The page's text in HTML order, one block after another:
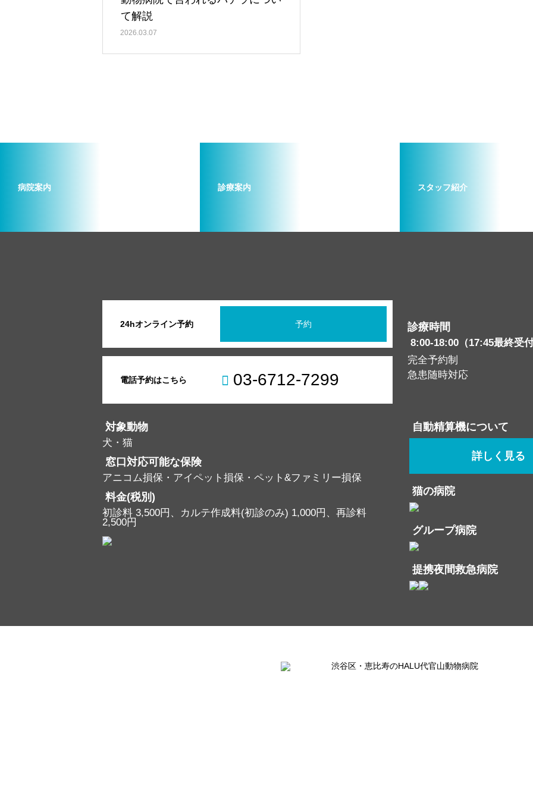
て解説
2026.03.07
病院案内 診療案内 スタッフ紹介
24hオンライン予約 予約
電話予約はこちら 03-6712-7299
診療時間
8:00-18:00（17:45最終受
完全予約制
急患随時対応
対象動物
犬・猫
窓口対応可能な保険
アニコム損保・アイペット損保・ペット&ファミリー損保
料金(税別)
初診料 3,500円、カルテ作成料(初診のみ) 1,000円、再診料
2,500円
自動精算機について
詳しく見る
猫の病院
グループ病院
提携夜間救急病院